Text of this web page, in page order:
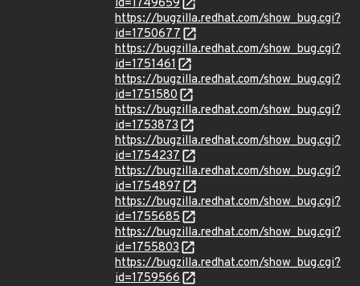
id=1749659
https://bugzilla.redhat.com/show_bug.cgi?
id=1750677
https://bugzilla.redhat.com/show_bug.cgi?
id=1751461
https://bugzilla.redhat.com/show_bug.cgi?
id=1751580
https://bugzilla.redhat.com/show_bug.cgi?
id=1753873
https://bugzilla.redhat.com/show_bug.cgi?
id=1754237
https://bugzilla.redhat.com/show_bug.cgi?
id=1754897
https://bugzilla.redhat.com/show_bug.cgi?
id=1755685
https://bugzilla.redhat.com/show_bug.cgi?
id=1755803
https://bugzilla.redhat.com/show_bug.cgi?
id=1759566